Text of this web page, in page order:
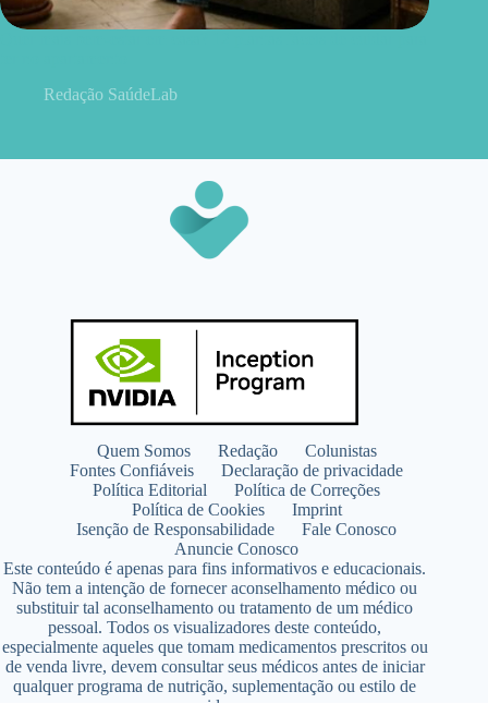
Redação SaúdeLab
Quem Somos Redação
Colunistas
Fontes Confiáveis
Declaração de privacidade
Política Editorial
Política de Correções
Política de Cookies
Imprint
Isenção de Responsabilidade
Fale Conosco
Anuncie Conosco
Este conteúdo é apenas para fins informativos e educacionais.
Não tem a intenção de fornecer aconselhamento médico ou
substituir tal aconselhamento ou tratamento de um médico
pessoal. Todos os visualizadores deste conteúdo,
especialmente aqueles que tomam medicamentos prescritos ou
de venda livre, devem consultar seus médicos antes de iniciar
qualquer programa de nutrição, suplementação ou estilo de
vida.